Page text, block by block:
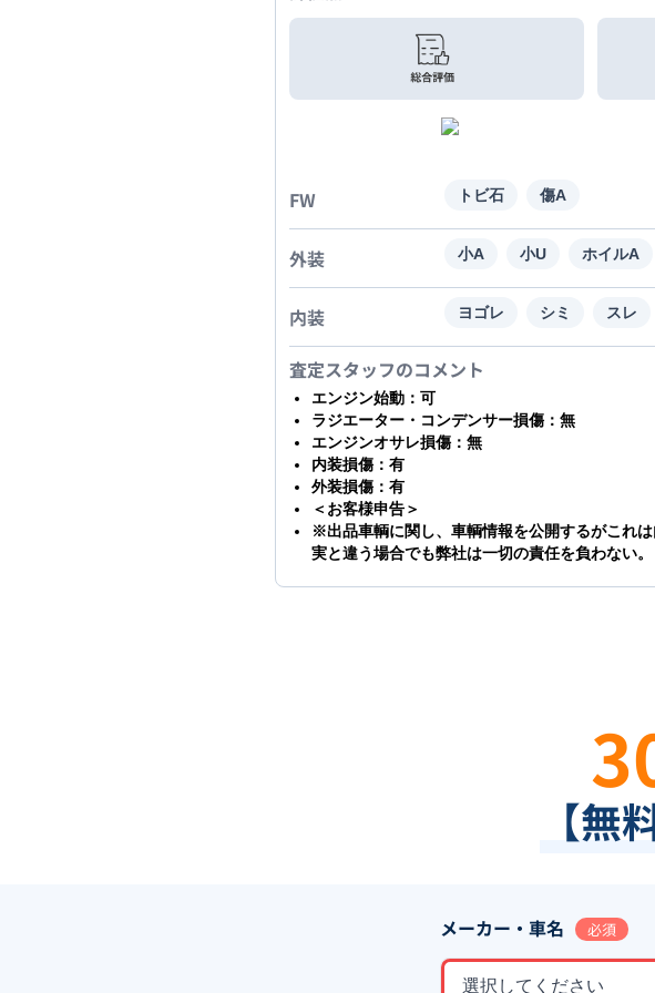
FW トビ石 傷A
外装 小A 小U ホイルA
内装 ヨゴレ シミ スレ
査定スタッフのコメント
エンジン始動：可
ラジエーター・コンデンサー損傷：無
エンジンオサレ損傷：無
内装損傷：有
外装損傷：有
＜お客様申告＞
※出品車輌に関し、車輌情報を公開するがこれ
実と違う場合でも弊社は一切の責任を負わない。
【
メーカー・車名 必須
選択してください